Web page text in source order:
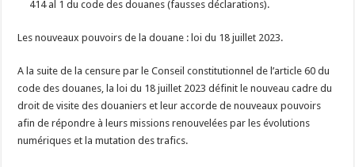
414 al 1 du code des douanes (fausses déclarations).
Les nouveaux pouvoirs de la douane : loi du 18 juillet 2023.
A la suite de la censure par le Conseil constitutionnel de l’article 60 du
code des douanes, la loi du 18 juillet 2023 définit le nouveau cadre du
droit de visite des douaniers et leur accorde de nouveaux pouvoirs
afin de répondre à leurs missions renouvelées par les évolutions
numériques et la mutation des trafics.